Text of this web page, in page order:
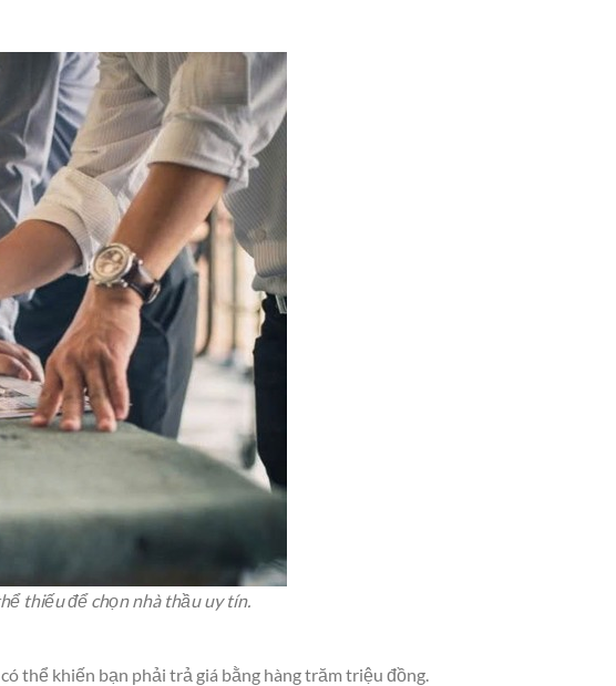
thiếu để chọn nhà thầu uy tín.
thể khiến bạn phải trả giá bằng hàng trăm triệu đồng.